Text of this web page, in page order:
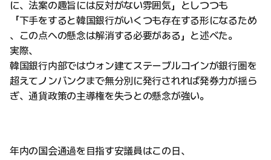
に、法案の趣旨には反対がない雰囲気」としつつも
「下手をすると韓国銀行がいくつも存在する形になるため
、この点への懸念は解消する必要がある」と述べた。
実際、
韓国銀行内部ではウォン建てステーブルコインが銀行圏を
超えてノンバンクまで無分別に発行されれば発券力が揺ら
ぎ、通貨政策の主導権を失うとの懸念が強い。
年内の国会通過を目指す安議員はこの日、